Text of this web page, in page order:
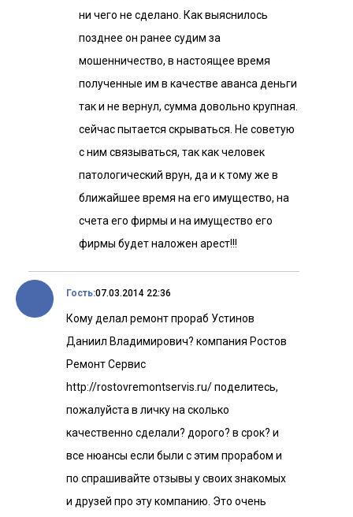
ни чего не сделано. Как выяснилось
позднее он ранее судим за
мошенничество, в настоящее время
полученные им в качестве аванса деньги
так и не вернул, сумма довольно крупная.
сейчас пытается скрываться. Не советую
с ним связываться, так как человек
патологический врун, да и к тому же в
ближайшее время на его имущество, на
счета его фирмы и на имущество его
фирмы будет наложен арест!!!
Гость:07.03.2014 22:36
Кому делал ремонт прораб Устинов
Даниил Владимирович? компания Ростов
Ремонт Сервис
http://rostovremontservis.ru/ поделитесь,
пожалуйста в личку на сколько
качественно сделали? дорого? в срок? и
все нюансы если были с этим прорабом и
по спрашивайте отзывы у своих знакомых
и друзей про эту компанию. Это очень